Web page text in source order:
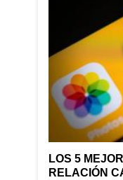
LOS 5
RELACIÓN